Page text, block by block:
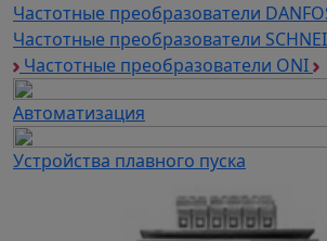
Частотные преобразователи
Частотные преобразователи
Частотные преобразователи ONI
Автоматизация
Устройства плавного пуска